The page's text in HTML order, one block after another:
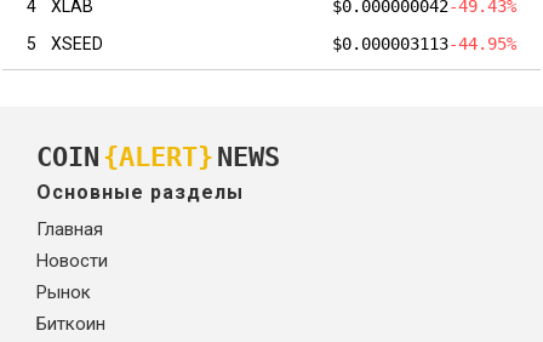
4
XLAB $0.000000042-49.43%
5
XSEED $0.000003113-44.95%
COIN {ALERT} NEWS
Основные разделы
Главная
Новости
Рынок
Биткоин